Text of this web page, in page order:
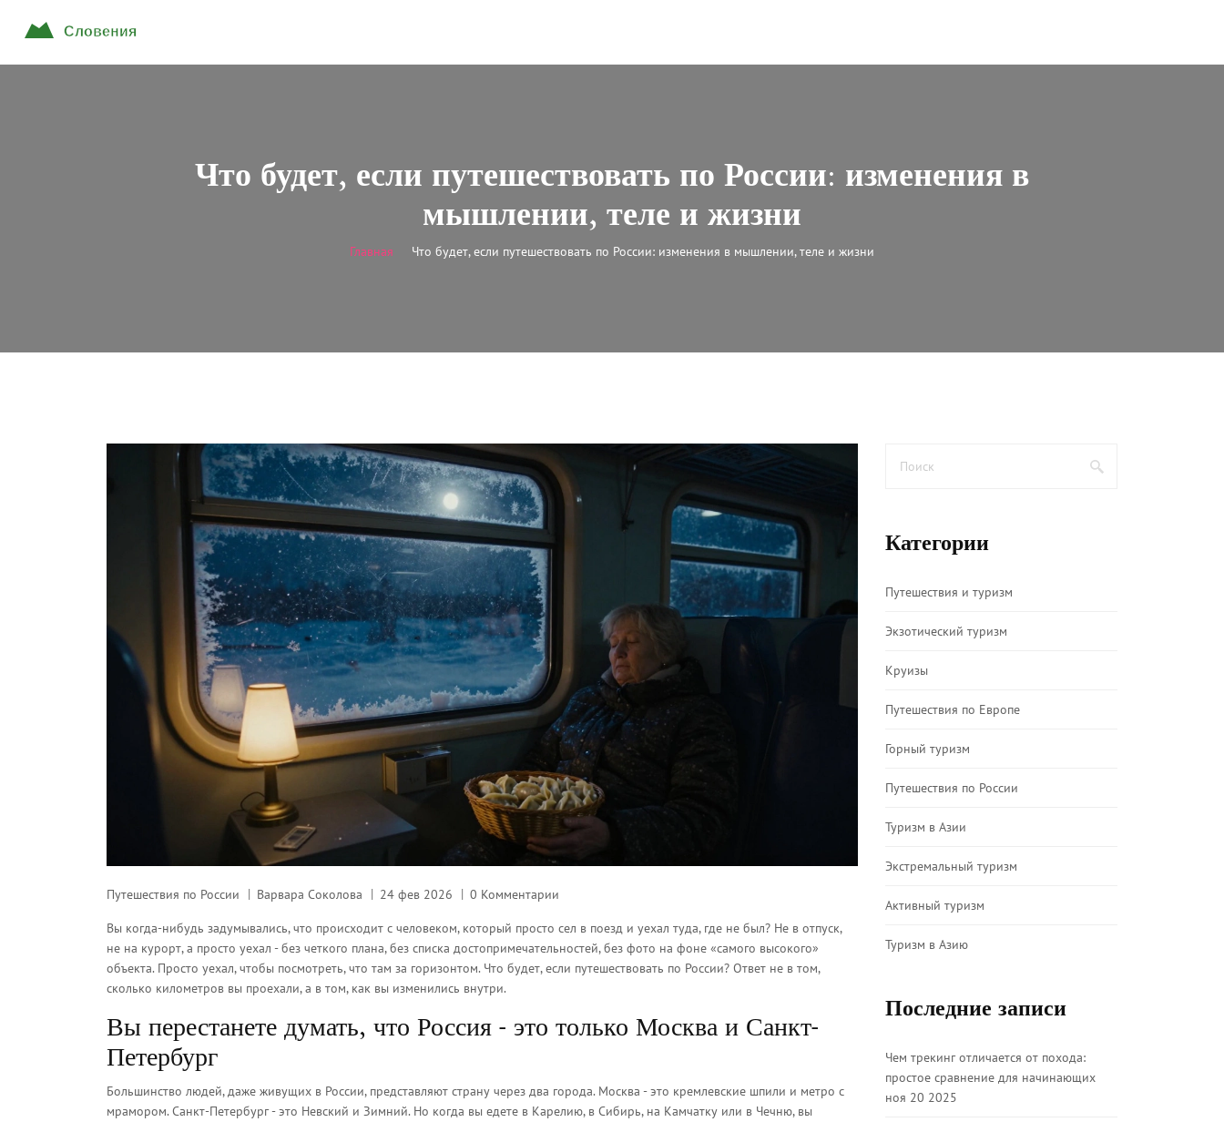
Что будет, если путешествовать по России: изменения в
мышлении, теле и жизни
Главная Что будет, если путешествовать по России: изменения в мышлении, теле и жизни
Путешествия по России Варвара Соколова 24 фев 2026 0 Комментарии
Вы когда-нибудь задумывались, что происходит с человеком, который просто сел в поезд и уехал туда, где не был? Не в отпуск,
не на курорт, а просто уехал - без четкого плана, без списка достопримечательностей, без фото на фоне «самого высокого»
объекта. Просто уехал, чтобы посмотреть, что там за горизонтом. Что будет, если путешествовать по России? Ответ не в том,
сколько километров вы проехали, а в том, как вы изменились внутри.
Вы перестанете думать, что Россия - это только Москва и Санкт-
Петербург
Большинство людей, даже живущих в России, представляют страну через два города. Москва - это кремлевские шпили и метро с
мрамором. Санкт-Петербург - это Невский и Зимний. Но когда вы едете в Карелию, в Сибирь, на Камчатку или в Чечню, вы
Категории
Путешествия и туризм
Экзотический туризм
Круизы
Путешествия по Европе
Горный туризм
Путешествия по России
Туризм в Азии
Экстремальный туризм
Активный туризм
Туризм в Азию
Последние записи
Чем трекинг отличается от похода:
простое сравнение для начинающих
ноя 20 2025